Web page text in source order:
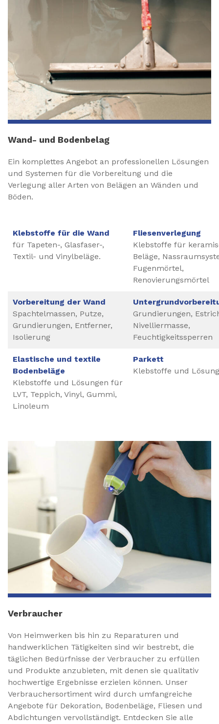
Wand- und Bodenbelag
Ein komplettes Angebot an professionellen Lösungen
und Systemen für die Vorbereitung und die
Verlegung aller Arten von Belägen an Wänden und
Böden.
Klebstoffe für die Wand
für Tapeten-, Glasfaser-,
Textil- und Vinylbeläge.
Fliesenverlegung
Klebstoffe für
Beläge,
Fugenmörtel,
Renovierungsmörtel
Vorbereitung der Wand
Spachtelmassen, Putze,
Grundierungen, Entferner,
Isolierung
Grundierungen,
Nivelliermasse,
Feuchtigkeitssperren
Elastische und textile
Bodenbeläge
Klebstoffe und Lösungen für
LVT, Teppich, Vinyl, Gummi,
Linoleum
Parkett
Klebstoffe und
Verbraucher
Von Heimwerken bis hin zu Reparaturen und
handwerklichen Tätigkeiten sind wir bestrebt, die
täglichen Bedürfnisse der Verbraucher zu erfüllen
und Produkte anzubieten, mit denen sie qualitativ
hochwertige Ergebnisse erzielen können. Unser
Verbrauchersortiment wird durch umfangreiche
Angebote für Dekoration, Bodenbeläge, Fliesen und
Abdichtungen vervollständigt. Entdecken Sie alle